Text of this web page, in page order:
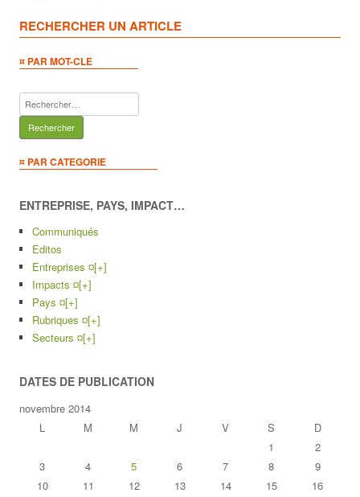
RECHERCHER UN ARTICLE
¤ PAR MOT-CLE
Rechercher :
¤ PAR CATEGORIE
ENTREPRISE, PAYS, IMPACT…
Communiqués
Editos
Entreprises ¤[+]
Impacts ¤[+]
Pays ¤[+]
Rubriques ¤[+]
Secteurs ¤[+]
DATES DE PUBLICATION
novembre 2014
L
M M J V S
D
1
2
3
4 5 6 7 8
9
10
11 12 13 14 15 16